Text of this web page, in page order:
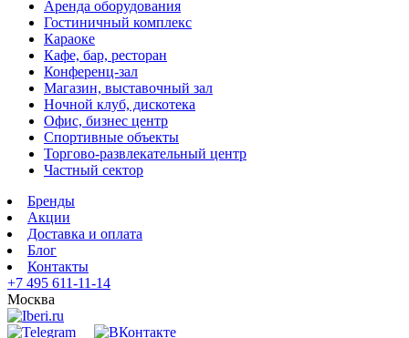
Аренда оборудования
Гостиничный комплекс
Караоке
Кафе, бар, ресторан
Конференц-зал
Магазин, выставочный зал
Ночной клуб, дискотека
Офис, бизнес центр
Спортивные объекты
Торгово-развлекательный центр
Частный сектор
Бренды
Акции
Доставка и оплата
Блог
Контакты
+7 495 611-11-14
Москва